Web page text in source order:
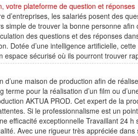
votre plateforme de question et réponses
d’entreprises, les salariés posent des
simple de trouver la bonne personne
des questions et des réponses
Dotée d’une intelligence artificielle,
espace sécurisé où ils pourront trouver
d’une maison de production afin de
terme pour la réalisation d’un film ou
AKTUA PROD. Cet expert de la
Si le professionnalisme est un
efficacité exceptionnelle Travaillant 24
Avec une rigueur très appréciée